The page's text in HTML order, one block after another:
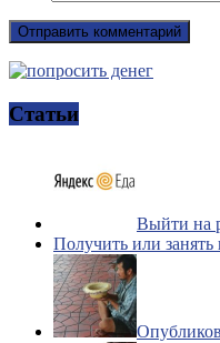
Статьи
Выйти на
Получить или занять